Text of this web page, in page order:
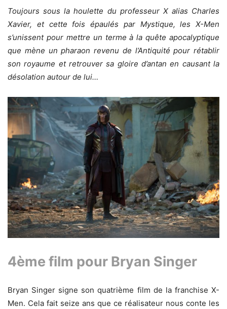
Toujours sous la houlette du professeur X alias Charles
Xavier, et cette fois épaulés par Mystique, les X-Men
s’unissent pour mettre un terme à la quête apocalyptique
que mène un pharaon revenu de l’Antiquité pour rétablir
son royaume et retrouver sa gloire d’antan en causant la
désolation autour de lui…
4ème film pour Bryan Singer
Bryan Singer signe son quatrième film de la franchise X-
Men. Cela fait seize ans que ce réalisateur nous conte les